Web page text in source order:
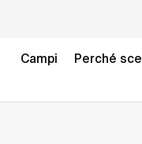
Campi Perché